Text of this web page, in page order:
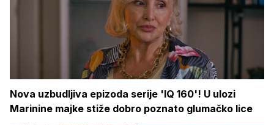
Nova uzbudljiva epizoda serije 'IQ 160'! U ulozi
Marinine majke stiže dobro poznato glumačko lice